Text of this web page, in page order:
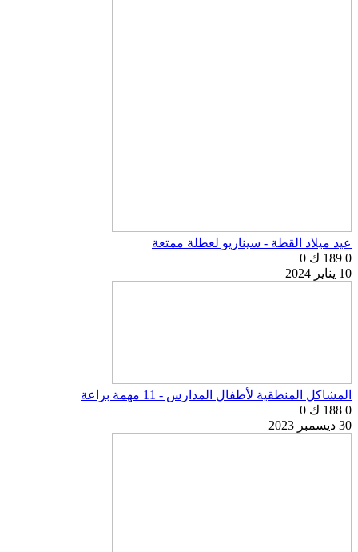
عيد ميلاد القطة - سيناريو لعطلة ممتعة
0 189 ك
0
10 يناير 2024
المشاكل المنطقية لأطفال المدارس - 11 مهمة براعة
0 188 ك
0
30 ديسمبر 2023